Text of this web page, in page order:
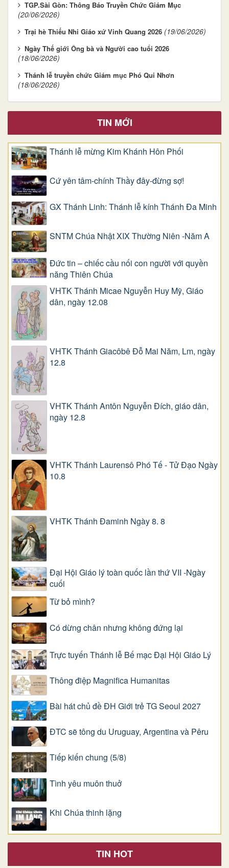
TGP.Sài Gòn: Thông Báo Truyền Chức Giám Mục
(20/06/2026)
Trại hè Thiếu Nhi Giáo xứ Vinh Quang 2026 (19/06/2026)
Ngày Thế giới Ông bà và Người cao tuổi 2026
(18/06/2026)
Thánh lễ truyền chức Giám mục Phó Qui Nhơn
(18/06/2026)
TIN MỚI
Thánh lễ mừng Kim Khánh Hôn Phối
Cứ yên tâm-chính Thầy đây-đừng sợ!
GX Thánh Linh: Thánh lễ kính Thánh Đa Minh
SNTM Chúa Nhật XIX Thường Niên -Năm A
Đức tin – chiếc cầu nối con người với quyền
năng Thiên Chúa
VHTK Thánh Micae Nguyễn Huy Mỹ, Giáo
dân, ngày 12.08
VHTK Thánh Giacôbê Ðỗ Mai Năm, Lm, ngày
12.8
VHTK Thánh Antôn Nguyễn Ðích, giáo dân,
ngày 12.8
VHTK Thánh Laurensô Phó Tế - Tử Đạo Ngày
10.8
VHTK Thánh Đaminh Ngày 8. 8
Đại Hội Giáo lý toàn quốc lần thứ VII -Ngày
cuối
Từ bỏ mình?
Có dừng chân nhưng không đứng lại
Trực tuyến Thánh lễ Bế mạc Đại Hội Giáo Lý
Thông điệp Magnifica Humanitas
Bài hát chủ đề ĐH Giới trẻ TG Seoul 2027
ĐTC sẽ tông du Uruguay, Argentina và Pêru
Tiếp kiến chung (5/8)
Tình yêu muôn thuở
Khi Chúa thinh lặng
TIN HOT